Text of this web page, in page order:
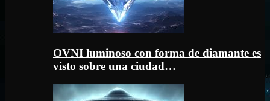
OVNI luminoso con forma de diamante es
visto sobre una ciudad…